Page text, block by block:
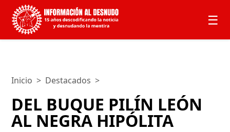
☰
Inicio > Destacados >
DEL BUQUE PILÍN LEÓN
AL NEGRA HIPÓLITA